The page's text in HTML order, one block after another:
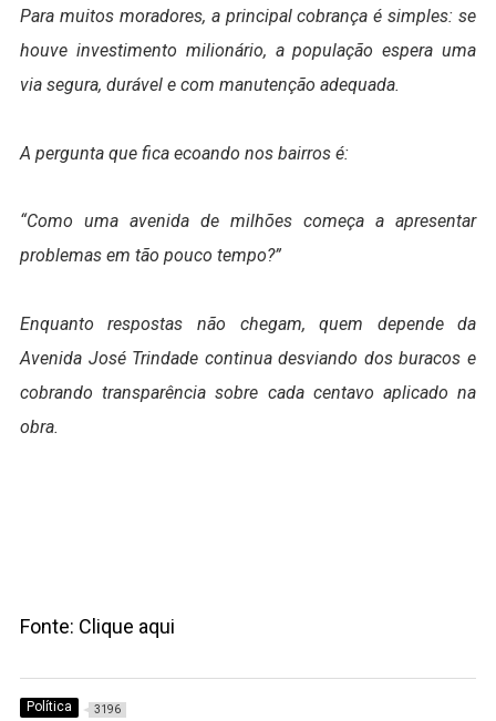
Para muitos moradores, a principal cobrança é simples: se
houve investimento milionário, a população espera uma
via segura, durável e com manutenção adequada.
A pergunta que fica ecoando nos bairros é:
“Como uma avenida de milhões começa a apresentar
problemas em tão pouco tempo?”
Enquanto respostas não chegam, quem depende da
Avenida José Trindade continua desviando dos buracos e
cobrando transparência sobre cada centavo aplicado na
obra.
Fonte: Clique aqui
Política 3196